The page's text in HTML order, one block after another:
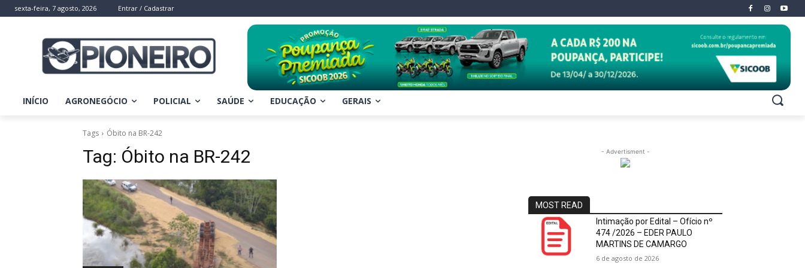
sexta-feira, 7 agosto, 2026 Entrar / Cadastrar
INÍCIO AGRONEGÓCIO POLICIAL SAÚDE EDUCAÇÃO GERAIS
Tags Óbito na BR-242
Tag: Óbito na BR-242 - Advertisment -
MOST READ
Intimação por Edital – Ofício nº
474 /2026 – EDER PAULO
MARTINS DE CAMARGO
6 de agosto de 2026